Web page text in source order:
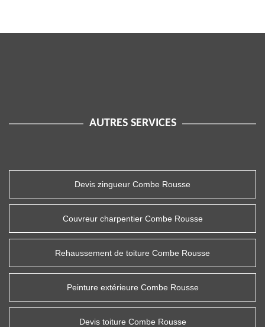
AUTRES SERVICES
Devis zingueur Combe Rousse
Couvreur charpentier Combe Rousse
Rehaussement de toiture Combe Rousse
Peinture extérieure Combe Rousse
Devis toiture Combe Rousse